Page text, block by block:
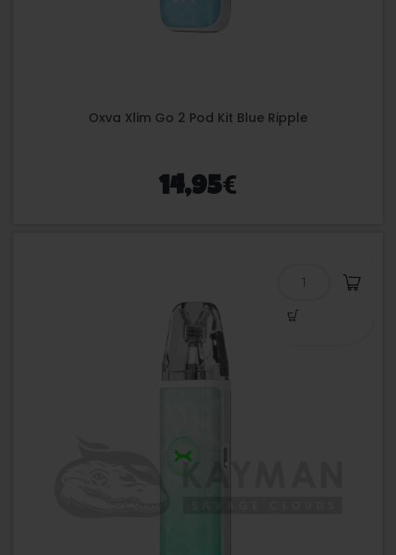
Oxva Xlim Go 2 Pod Kit Blue Ripple
14,95€